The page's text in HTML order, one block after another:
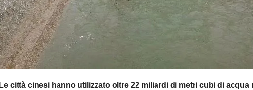
Le città cinesi hanno utilizzato oltre 22 miliardi di metri cubi di acqua